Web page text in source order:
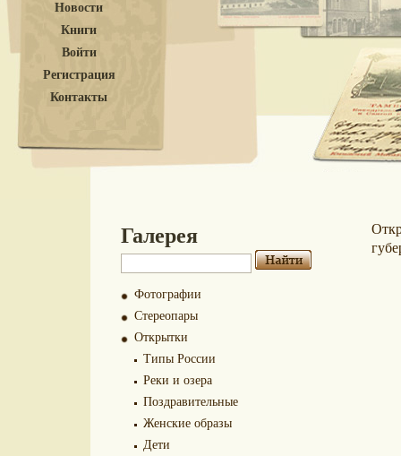
Новости
Книги
Войти
Регистрация
Контакты
Галерея
Фотографии
Стереопары
Открытки
Типы России
Реки и озера
Поздравительные
Женские образы
Дети